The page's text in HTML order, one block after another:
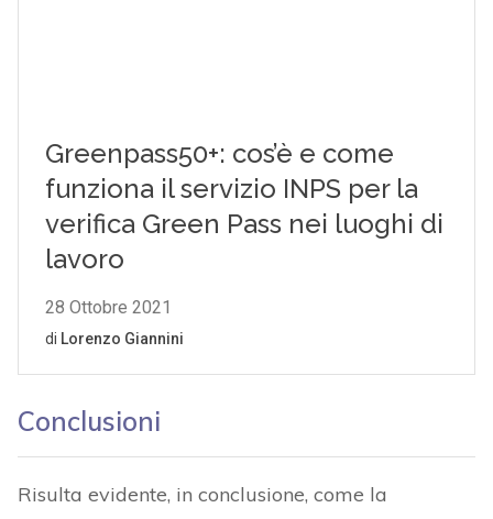
Conclusioni
Risulta evidente, in conclusione, come la